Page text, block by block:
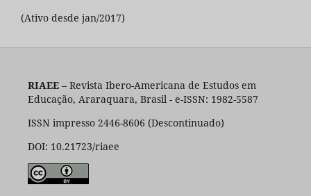
(Ativo desde jan/2017)
RIAEE– Revista Ibero-Americana de Estudos em
Educação, Araraquara, Brasil - e-ISSN: 1982-5587
ISSN impresso 2446-8606 (Descontinuado)
DOI: 10.21723/riaee